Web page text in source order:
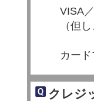
VISA
（但
カー
クレジ